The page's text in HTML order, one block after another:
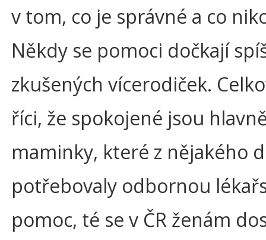
v tom, co je správné a co
Někdy se pomoci dočkají
zkušených vícerodiček.
říci, že spokojené jsou
maminky, které z nějakého
potřebovaly odbornou
pomoc, té se v ČR ženám